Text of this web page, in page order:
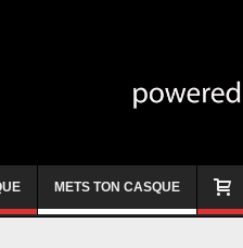
METS TON CASQUE